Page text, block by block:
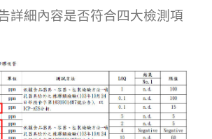
詳細內容是否符合四大檢測項